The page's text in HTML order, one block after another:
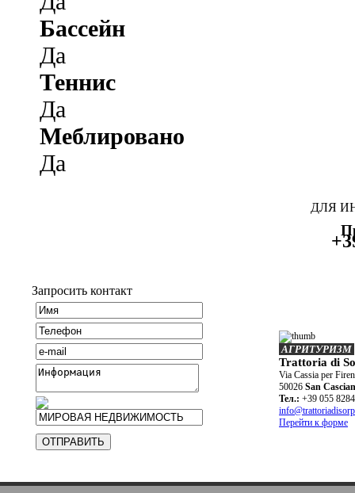
Бассейн
Да
Теннис
Да
Меблировано
Да
ДЛЯ
Запросить контакт
АГРИТУРИЗМ
Trattoria di
Via Cassia per
50026 San
Teл.: +39 055
Перейти к форме